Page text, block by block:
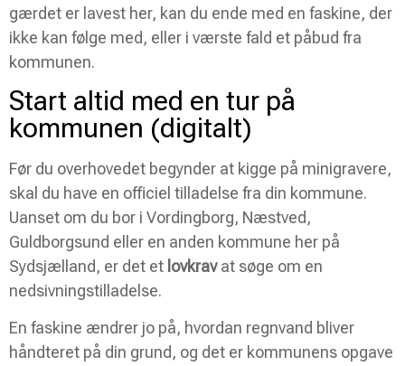
gærdet er lavest her, kan du ende med en faskine, der
ikke kan følge med, eller i værste fald et påbud fra
kommunen.
Start altid med en tur på
kommunen (digitalt)
Før du overhovedet begynder at kigge på minigravere,
skal du have en officiel tilladelse fra din kommune.
Uanset om du bor i Vordingborg, Næstved,
Guldborgsund eller en anden kommune her på
Sydsjælland, er det et lovkravat søge om en
nedsivningstilladelse.
En faskine ændrer jo på, hvordan regnvand bliver
håndteret på din grund, og det er kommunens opgave